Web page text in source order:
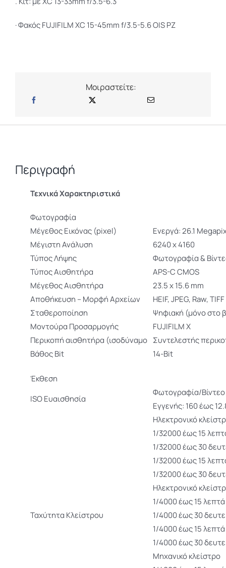
· Φακός FUJIFILM XC 15-45mm f/3.5-5.6 OIS PZ
Μοιραστείτε:
Περιγραφή
Τεχνικά Χαρακτηριστικά
Φωτογραφία
Μέγεθος Eικόνας (pixel)
Ενεργά: 26.1
Μέγιστη Ανάλυση
6240 x 4160
Τύπος Λήψης
Φωτογραφία &
Τύπος Αισθητήρα
APS-C CMOS
Μέγεθος Αισθητήρα
23.5 x 15.6 mm
Αποθήκευση – Μορφή Αρχείων
HEIF, JPEG, Raw, TIFF
Σταθεροποίηση
Ψηφιακή (μόνο στο
Μοντούρα Προσαρμογής
FUJIFILM X
Περικοπή αισθητήρα (ισοδύναμο Συντελεστής
Βάθος Bit
14-Bit
Έκθεση
ISO Ευαισθησία
Φωτογραφία/Βίντεο
Εγγενής: 160 έως
Ταχύτητα Κλείστρου
Ηλεκτρονικό
1/32000 έως 15
1/32000 έως 30
1/32000 έως 15
1/32000 έως 30
Ηλεκτρονικό
1/4000 έως 15 λεπτά
1/4000 έως 30
1/4000 έως 15
1/4000 έως 30
Μηχανικό κλείστρο